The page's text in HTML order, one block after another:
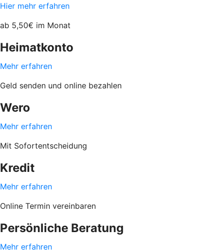
Hier mehr erfahren
ab 5,50€ im Monat
Heimatkonto
Mehr erfahren
Geld senden und online bezahlen
Wero
Mehr erfahren
Mit Sofortentscheidung
Kredit
Mehr erfahren
Online Termin vereinbaren
Persönliche Beratung
Mehr erfahren